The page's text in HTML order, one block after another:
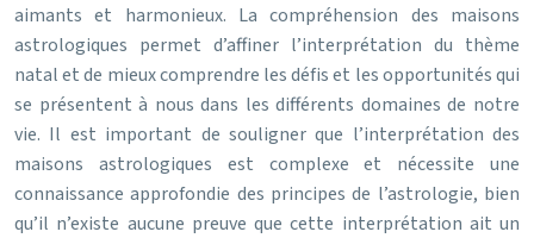
aimants et harmonieux. La compréhension des maisons
astrologiques permet d’affiner l’interprétation du thème
natal et de mieux comprendre les défis et les opportunités qui
se présentent à nous dans les différents domaines de notre
vie. Il est important de souligner que l’interprétation des
maisons astrologiques est complexe et nécessite une
connaissance approfondie des principes de l’astrologie, bien
qu’il n’existe aucune preuve que cette interprétation ait un